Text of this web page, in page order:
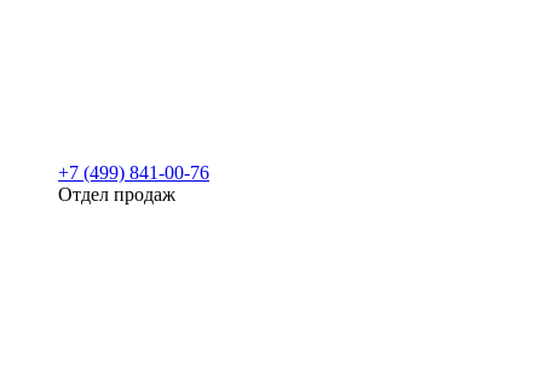
+7 (499) 841-00-76
Отдел продаж